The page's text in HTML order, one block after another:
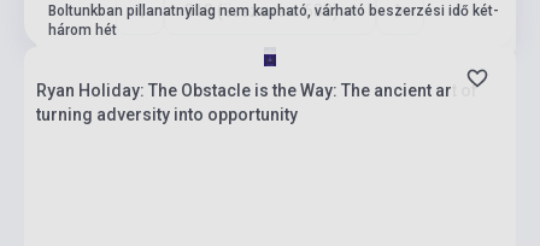
318 (összesen: 688)
Boltunkban pillanatnyilag nem kapható, várható beszerzési idő két-
három hét
Ryan Holiday: The Obstacle is the Way: The ancient art of
turning adversity into opportunity